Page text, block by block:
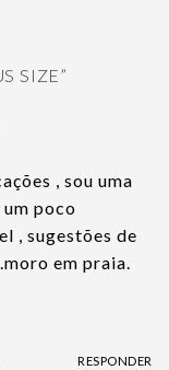
SIZE”
, sou uma
um poco
, sugestões de
em praia.
RESPONDER